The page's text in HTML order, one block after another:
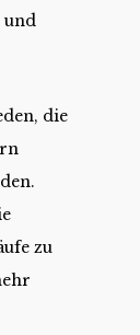
und
die
zu